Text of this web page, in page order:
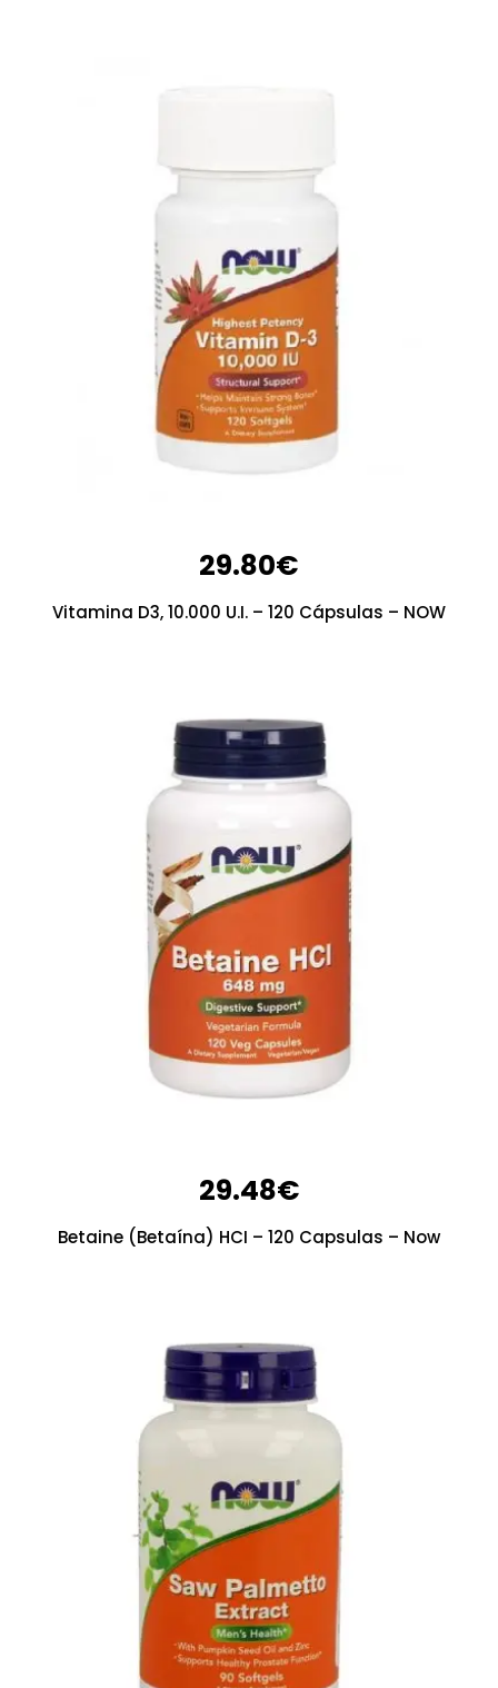
29.80€
Vitamina D3, 10.000 U.I. – 120 Cápsulas – NOW
29.48€
Betaine (Betaína) HCI – 120 Capsulas – Now